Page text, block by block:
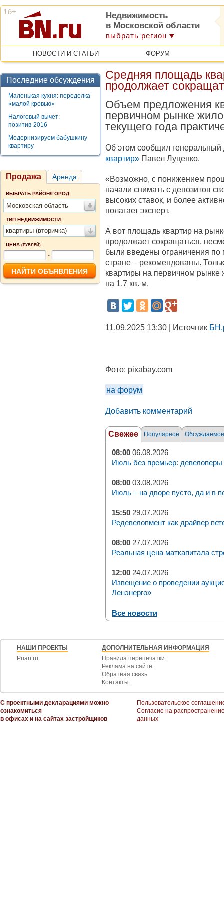
Недвижимость
в Московской области
выбрать регион
НОВОСТИ И СТАТЬИ ФОРУМ
Последние обсуждения
Маленькая кухня: переделка
«малой кровью»
Налоговый вычет:
позитив-2016
Модернизируем бабушкину
квартиру
Продажа Аренда
ВЫБРАТЬ РАЙОН/ГОРОД:
Московская область
ТИП НЕДВИЖИМОСТИ:
квартиры (вторичка)
ЦЕНА (РУБЛЕЙ):
-
Средняя площадь
продолжает
Объем предложения
первичном рынке
текущего года
Об этом сообщил
квартир» Павел Луценко.
«Возможно, с понижением
начали снимать с депозитов
высоких ставок, и более
полагает эксперт.
А вот площадь квартир на
продолжает сокращаться,
были введены ограничения
стране – рекомендованы.
квартиры на первичном рынке
на 1,7 кв. м.
11.09.2025 13:30 | Источник
Фото: pixabay.com
на форум
Добавить комментарий
Свежее Популярное Обсуждаемое
08:00 06.08.2026
Июль без премьер: девелоперы
08:00 03.08.2026
Июль – на дворе пусто, да и в
15:50 29.07.2026
Редевелопмент как драйвер
08:00 27.07.2026
Реальная цена маткапитала
12:00 24.07.2026
Извещение о проведении
Ленэнерго»
Все новости
НАШИ ПРОЕКТЫ
Prian.ru
ДОПОЛНИТЕЛЬНАЯ ИНФОРМАЦИЯ
Правила перепечатки
Реклама на сайте
Обратная связь
Контакты
С проектными декларациями можно
ознакомиться
в офисах и на сайтах застройщиков
Пользовательское
Согласие на
данных